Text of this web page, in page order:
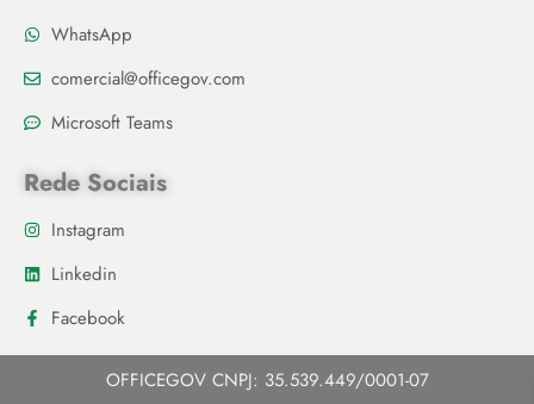
WhatsApp
comercial@officegov.com
Microsoft Teams
Rede Sociais
Instagram
Linkedin
Facebook
OFFICEGOV CNPJ: 35.539.449/0001-07